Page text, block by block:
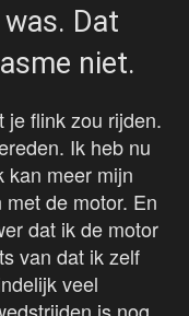
Dat
niet.
je flink zou rijden.
Ik heb nu
kan meer mijn
de motor. En
dat ik de motor
van dat ik zelf
veel